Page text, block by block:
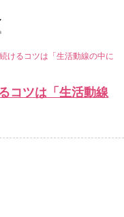
けるコツは「生活動線の中に
コツは「生活動線